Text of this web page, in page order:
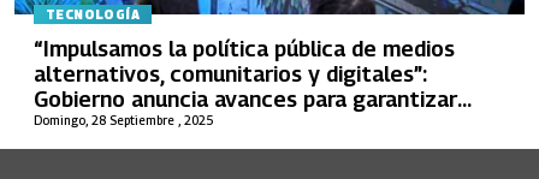
TECNOLOGÍA
Domingo, 28 Septiembre , 2025
“Impulsamos la política pública de medios
alternativos, comunitarios y digitales”:
Gobierno anuncia avances para garantizar
acceso justo a la pauta publicitaria